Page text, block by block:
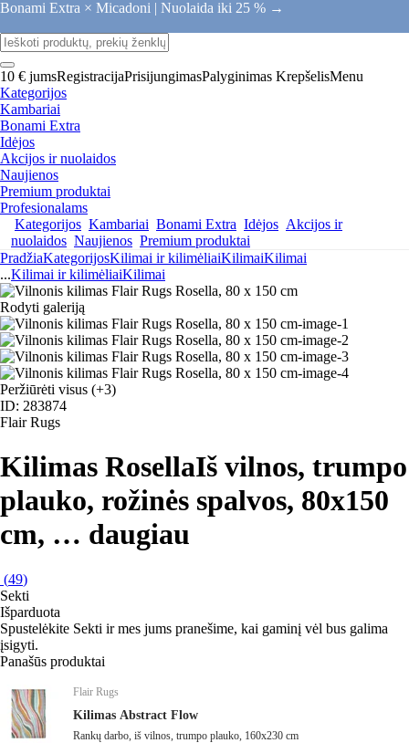
Bonami Extra × Micadoni | Nuolaida iki 25 % →
10 € jumsRegistracijaPrisijungimasPalyginimas KrepšelisMenu
Kategorijos
Kambariai
Bonami Extra
Idėjos
Akcijos ir nuolaidos
Naujienos
Premium produktai
Profesionalams
Kategorijos Kambariai Bonami Extra Idėjos Akcijos ir
nuolaidos Naujienos Premium produktai
PradžiaKategorijosKilimai ir kilimėliaiKilimaiKilimai
...Kilimai ir kilimėliaiKilimai
Rodyti galeriją
Peržiūrėti visus (+3)
ID: 283874
Flair Rugs
Kilimas RosellaIš vilnos, trumpo
plauko, rožinės spalvos, 80x150
cm, … daugiau
(49)
Sekti
Išparduota
Spustelėkite Sekti ir mes jums pranešime, kai gaminį vėl bus galima
įsigyti.
Panašūs produktai
Flair Rugs
Kilimas Abstract Flow
Rankų darbo, iš vilnos, trumpo plauko, 160x230 cm